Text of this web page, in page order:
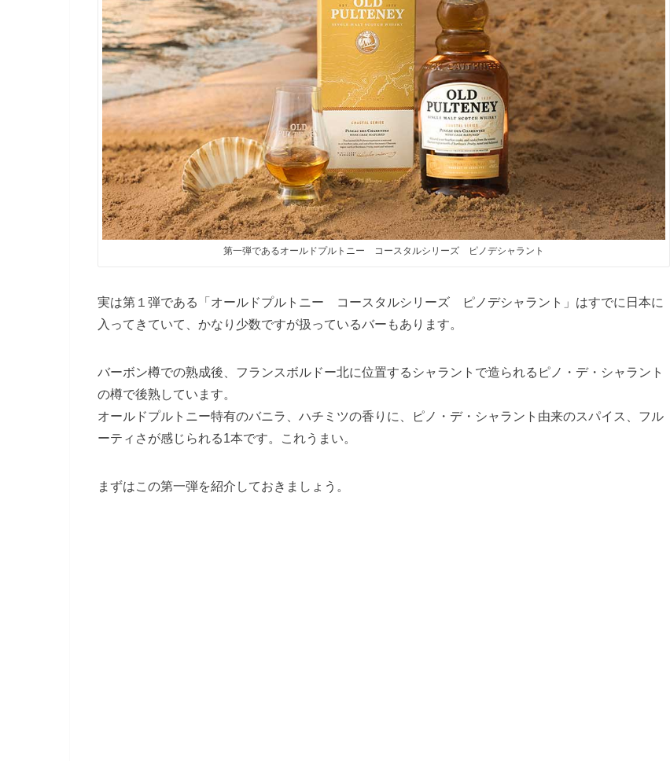
第一弾であるオールドプルトニー コースタルシリーズ ピノデシャラント
実は第１弾である 「オールドプルトニー コースタルシリーズ ピノデシャラント」 はすでに日本に
入ってきていて、かなり少数ですが扱っているバーもあります。
バーボン樽での熟成後、フランスボルドー北に位置するシャラントで造られるピノ・デ・シャラント
の樽で後熟しています。
オールドプルトニー特有のバニラ、ハチミツの香りに、ピノ・デ・シャラント由来のスパイス、フル
ーティさが感じられる1本です。これうまい。
まずはこの第一弾を紹介しておきましょう。